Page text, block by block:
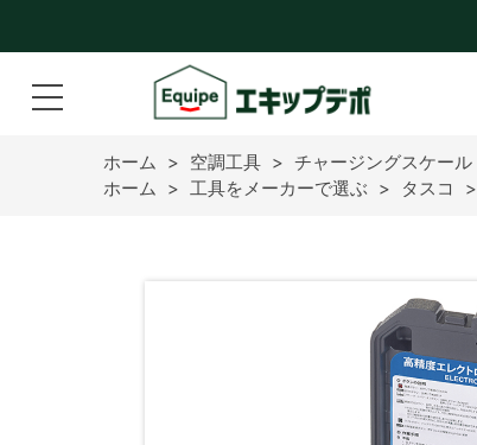
ホーム > 空調工具 > チャージングスケール
ホーム > 工具をメーカーで選ぶ > タスコ >